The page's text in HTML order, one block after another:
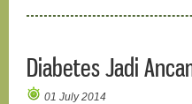
Diabetes Jadi
01 July 2014